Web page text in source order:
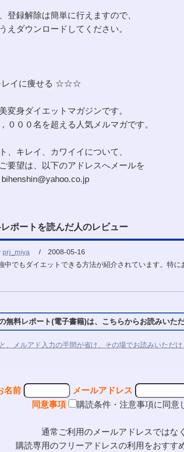
登録解除は簡単に行えますので、
えダウンロードしてください。
イに痩せる ☆☆☆
変身ダイエットマガジンです。
０００名を超える人気メルマガです。
、キレイ、カワイイについて、
要望は、以下のアドレスへメールを
ポートを読んだ人のレビュー
prj_miya / 2008-05-16
中でもダイエットできる方法が紹介されています。特
無料レポート(電子書籍)は、こちらからお読みいただ
、メルアド入力の手間が省け、その場でお読みいただけ
名前
メールアドレス
同意事項
購読条件・注意事項に同意
通常ご利用のメールアドレスではなく
購読専用のフリーアドレスの利用をおすす